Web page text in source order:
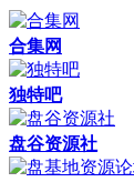
合集网
独特吧
盘谷资源社